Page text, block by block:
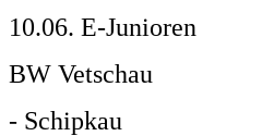
10.06. E-Junioren
BW Vetschau
- Schipkau